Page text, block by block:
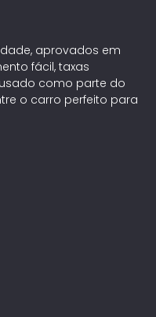
aprovados em
fácil, taxas
como parte do
o carro perfeito para